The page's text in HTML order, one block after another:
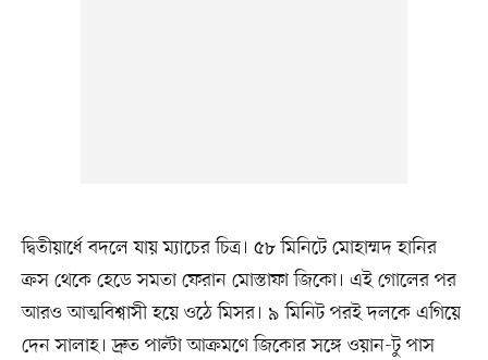
দ্বিতীয়ার্ধে বদলে যায় ম্যাচের চিত্র। ৫৮ মিনিটে মোহাম্মদ হানির
ক্রস থেকে হেডে সমতা ফেরান মোস্তাফা জিকো। এই গোলের পর
আরও আত্মবিশ্বাসী হয়ে ওঠে মিসর। ৯ মিনিট পরই দলকে এগিয়ে
দেন সালাহ। দ্রুত পাল্টা আক্রমণে জিকোর সঙ্গে ওয়ান-টু পাস